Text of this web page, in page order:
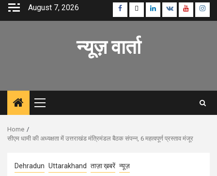
Skip
August 7, 2026 Facebook
TwitterLinkedin
VK Youtube
न्यूज़ वार्ता
Primary
Menu
Home
सीएम धामी की अध्यक्षता में उत्तराखंड मंत्रिमंडल बैठक संपन्न, 6 महत्वपूर्ण प्रस्ताव मंजूर
Dehradun Uttarakhand ताज़ा ख़बरें न्यूज़